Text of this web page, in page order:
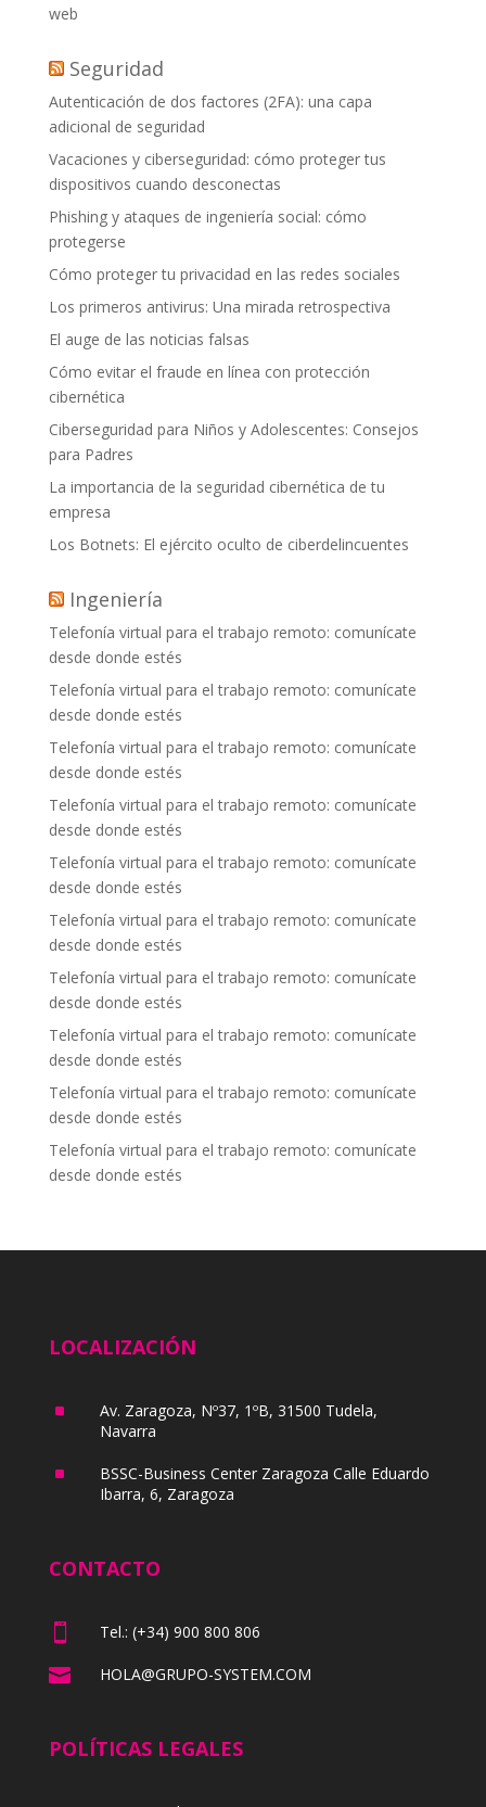
web
Seguridad
Autenticación de dos factores (2FA): una capa
adicional de seguridad
Vacaciones y ciberseguridad: cómo proteger tus
dispositivos cuando desconectas
Phishing y ataques de ingeniería social: cómo
protegerse
Cómo proteger tu privacidad en las redes sociales
Los primeros antivirus: Una mirada retrospectiva
El auge de las noticias falsas
Cómo evitar el fraude en línea con protección
cibernética
Ciberseguridad para Niños y Adolescentes: Consejos
para Padres
La importancia de la seguridad cibernética de tu
empresa
Los Botnets: El ejército oculto de ciberdelincuentes
Ingeniería
Telefonía virtual para el trabajo remoto: comunícate
desde donde estés
Telefonía virtual para el trabajo remoto: comunícate
desde donde estés
Telefonía virtual para el trabajo remoto: comunícate
desde donde estés
Telefonía virtual para el trabajo remoto: comunícate
desde donde estés
Telefonía virtual para el trabajo remoto: comunícate
desde donde estés
Telefonía virtual para el trabajo remoto: comunícate
desde donde estés
Telefonía virtual para el trabajo remoto: comunícate
desde donde estés
Telefonía virtual para el trabajo remoto: comunícate
desde donde estés
Telefonía virtual para el trabajo remoto: comunícate
desde donde estés
Telefonía virtual para el trabajo remoto: comunícate
desde donde estés
LOCALIZACIÓN
^
Av. Zaragoza, Nº37, 1ºB, 31500 Tudela,
Navarra
^
BSSC-Business Center Zaragoza Calle Eduardo
Ibarra, 6, Zaragoza
CONTACTO
 Tel.: (+34) 900 800 806
 HOLA@GRUPO-SYSTEM.COM
POLÍTICAS LEGALES